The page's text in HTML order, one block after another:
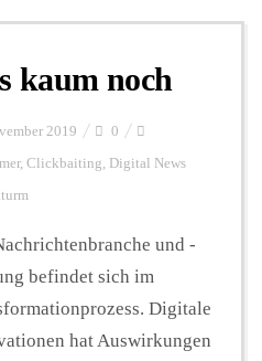
Beiträge
kaum noch
2019 0
, Clickbaiting, Digital News
und -
befindet sich im
Digitale
hat Auswirkungen